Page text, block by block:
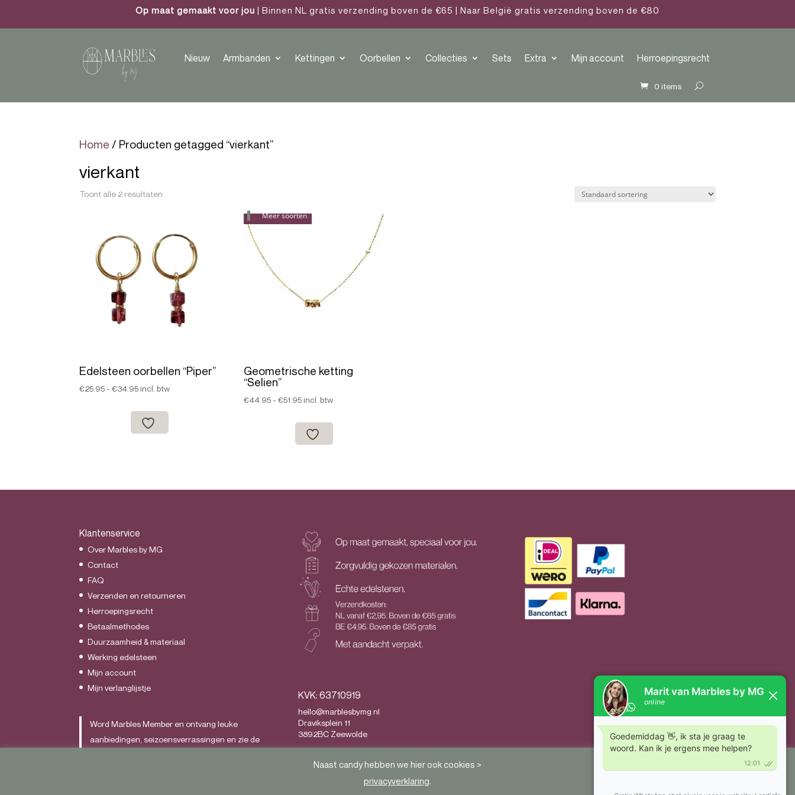
Op maat gemaakt voor jou | Binnen NL gratis verzending boven de €65 | Naar België gratis verzending boven de €80
Nieuw Armbanden Kettingen Oorbellen Collecties Sets Extra Mijn account Herroepingsrecht
0 items
Home / Producten getagged “vierkant”
vierkant
Toont alle 2 resultaten
Edelsteen oorbellen “Piper”
€25.95 - €34.95Prijsklasse:
€34.95
incl. btw
Meer soorten
Geometrische ketting
“Selien”
€44.95 - €51.95Prijsklasse:
€51.95
incl. btw
Klantenservice
Over Marbles by MG
Contact
FAQ
Verzenden en retourneren
Herroepingsrecht
Betaalmethodes
Duurzaamheid & materiaal
Werking edelsteen
Mijn account
Mijn verlanglijstje
Word Marbles Member en ontvang leuke
aanbiedingen, seizoensverrassingen en zie de
KVK: 63710919
hello@marblesbymg.nl
Draviksplein 11
3892BC Zeewolde
Naast candy hebben we hier ook cookies >
privacyverklaring.